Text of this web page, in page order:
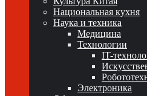
Национальная кухня
Наука и техника
Медицина
Технологии
IT-
Электроника